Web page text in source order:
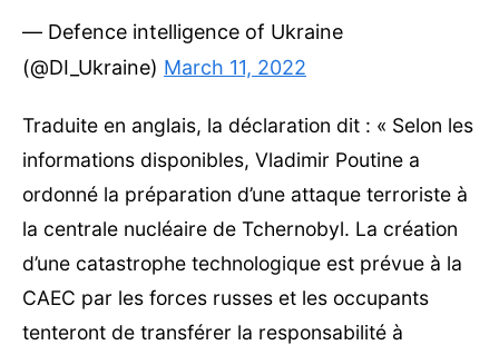
— Defence intelligence of Ukraine
(@DI_Ukraine) March 11, 2022
Traduite en anglais, la déclaration dit : « Selon les
informations disponibles, Vladimir Poutine a
ordonné la préparation d’une attaque terroriste à
la centrale nucléaire de Tchernobyl. La création
d’une catastrophe technologique est prévue à la
CAEC par les forces russes et les occupants
tenteront de transférer la responsabilité à